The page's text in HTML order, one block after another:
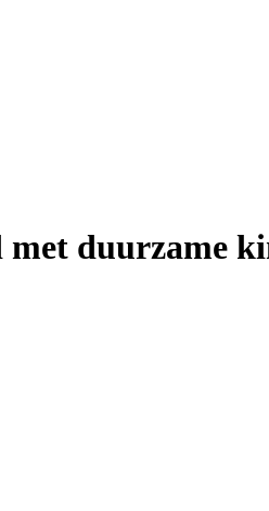
met duurzame